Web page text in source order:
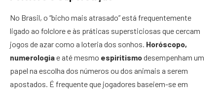
No Brasil, o “bicho mais atrasado” está frequentemente
ligado ao folclore e às práticas supersticiosas que cercam
jogos de azar como a loteria dos sonhos. Horóscopo,
numerologiae até mesmo espiritismodesempenham um
papel na escolha dos números ou dos animais a serem
apostados. É frequente que jogadores baseiem-se em